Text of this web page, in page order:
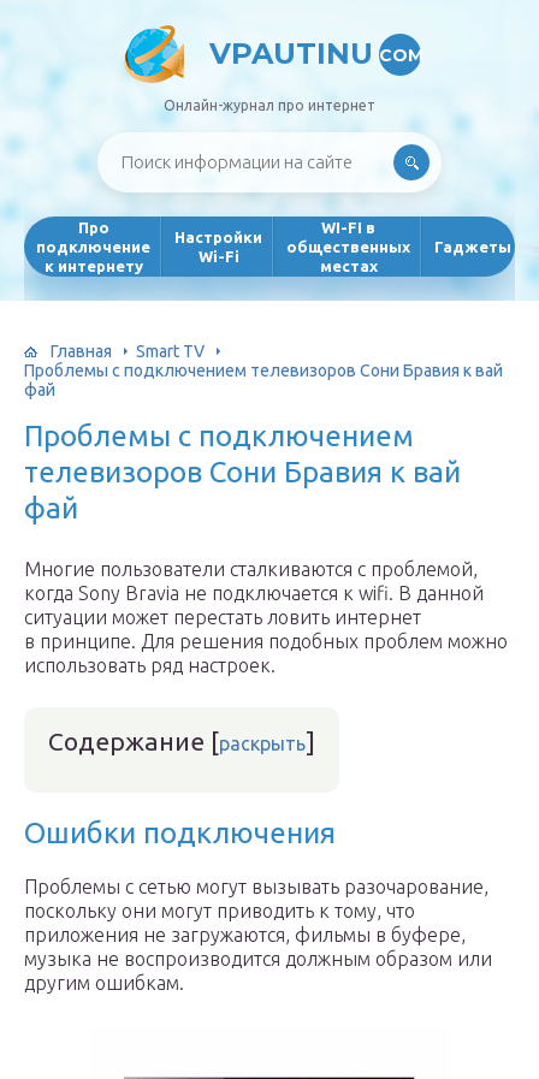
VPAUTINU COM
Онлайн-журнал про интернет
Про
подключение
к интернету
Настройки
Wi-Fi
WI-FI в
общественных
местах
Гаджеты
Главная
Smart TV
Проблемы с подключением телевизоров Сони Бравия к вай
фай
Проблемы с подключением
телевизоров Сони Бравия к вай
фай
Многие пользователи сталкиваются с проблемой,
когда Sony Bravia не подключается к wifi. В данной
ситуации может перестать ловить интернет
в принципе. Для решения подобных проблем можно
использовать ряд настроек.
Содержание [раскрыть]
Ошибки подключения
Проблемы с сетью могут вызывать разочарование,
поскольку они могут приводить к тому, что
приложения не загружаются, фильмы в буфере,
музыка не воспроизводится должным образом или
другим ошибкам.